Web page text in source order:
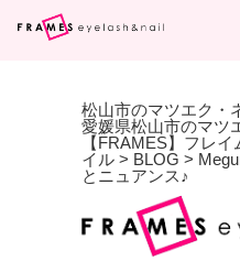
松山市のマツエク・
愛媛県松山市のマツ
【FRAMES】フレ
イル > BLOG >
とニュアンス♪